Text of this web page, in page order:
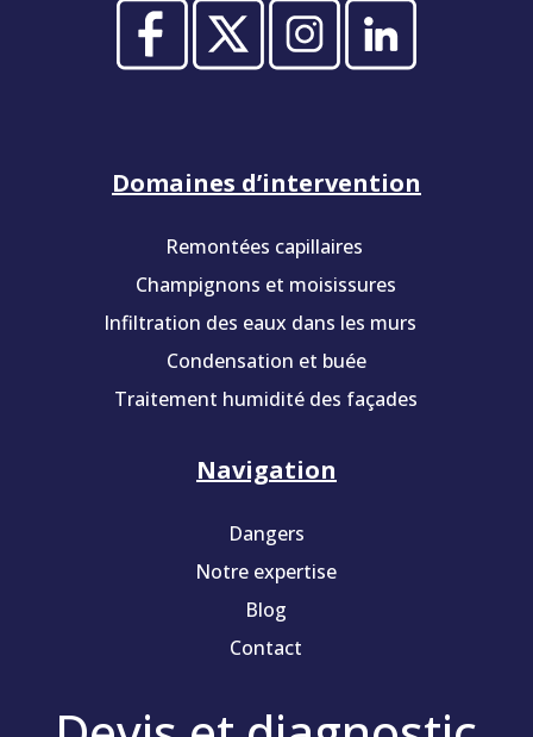
Domaines d’intervention
Remontées capillaires
Champignons et moisissures
Infiltration des eaux dans les murs
Condensation et buée
Traitement humidité des façades
Navigation
Dangers
Notre expertise
Blog
Contact